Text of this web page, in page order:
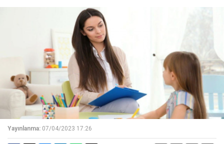
Yayınlanma: 07/04/2023 17:26